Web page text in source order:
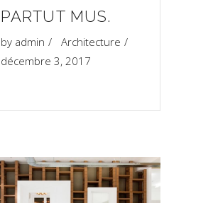
PARTUT MUS.
by admin
Architecture
décembre 3, 2017